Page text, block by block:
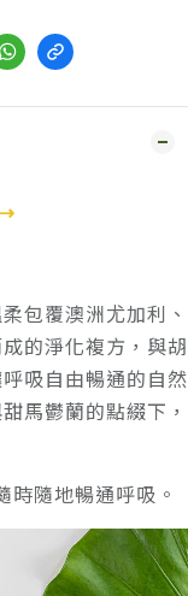
包覆澳洲尤加利、
的淨化複方，與胡
吸自由暢通的自然
馬鬱蘭的點綴下，
隨地暢通呼吸。